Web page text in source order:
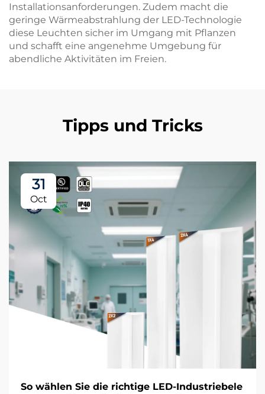
Installationsanforderungen. Zudem macht die
geringe Wärmeabstrahlung der LED-Technologie
diese Leuchten sicher im Umgang mit Pflanzen
und schafft eine angenehme Umgebung für
abendliche Aktivitäten im Freien.
Tipps und Tricks
31
Oct
So wählen Sie die richtige LED-Industriebele